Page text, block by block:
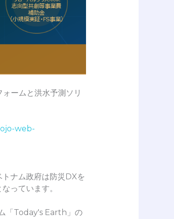
ームと洪水予測ソリ
web-
ナム政府は防災DXを
っています。
「Today's Earth」の